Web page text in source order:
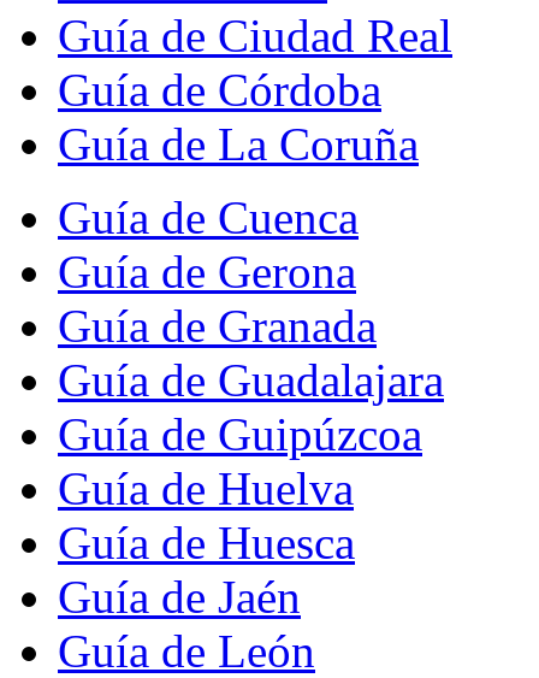
Guía de Ciudad Real
Guía de Córdoba
Guía de La Coruña
Guía de Cuenca
Guía de Gerona
Guía de Granada
Guía de Guadalajara
Guía de Guipúzcoa
Guía de Huelva
Guía de Huesca
Guía de Jaén
Guía de León